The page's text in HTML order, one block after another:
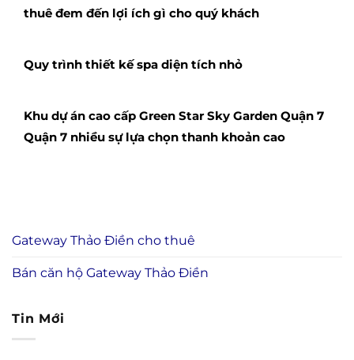
thuê đem đến lợi ích gì cho quý khách
Quy trình thiết kế spa diện tích nhỏ
Khu dự án cao cấp Green Star Sky Garden Quận 7
Quận 7 nhiều sự lựa chọn thanh khoản cao
Gateway Thảo Điền cho thuê
Bán căn hộ Gateway Thảo Điền
Tin Mới